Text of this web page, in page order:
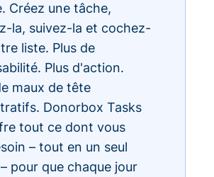
Créez une tâche,
la, suivez-la et cochez-
liste. Plus de
Plus d'action.
maux de tête
Donorbox Tasks
tout ce dont vous
– tout en un seul
pour que chaque jour